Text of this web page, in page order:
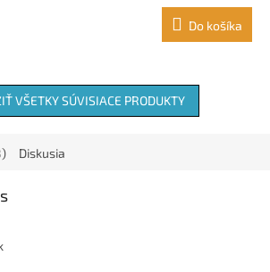
Do košíka
VŠETKY SÚVISIACE PRODUKTY
Diskusia